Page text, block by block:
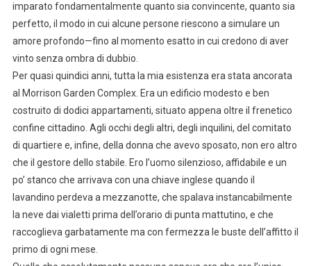
imparato fondamentalmente quanto sia convincente, quanto sia
perfetto, il modo in cui alcune persone riescono a simulare un
amore profondo—fino al momento esatto in cui credono di aver
vinto senza ombra di dubbio.
Per quasi quindici anni, tutta la mia esistenza era stata ancorata
al Morrison Garden Complex. Era un edificio modesto e ben
costruito di dodici appartamenti, situato appena oltre il frenetico
confine cittadino. Agli occhi degli altri, degli inquilini, del comitato
di quartiere e, infine, della donna che avevo sposato, non ero altro
che il gestore dello stabile. Ero l’uomo silenzioso, affidabile e un
po’ stanco che arrivava con una chiave inglese quando il
lavandino perdeva a mezzanotte, che spalava instancabilmente
la neve dai vialetti prima dell’orario di punta mattutino, e che
raccoglieva garbatamente ma con fermezza le buste dell’affitto il
primo di ogni mese.